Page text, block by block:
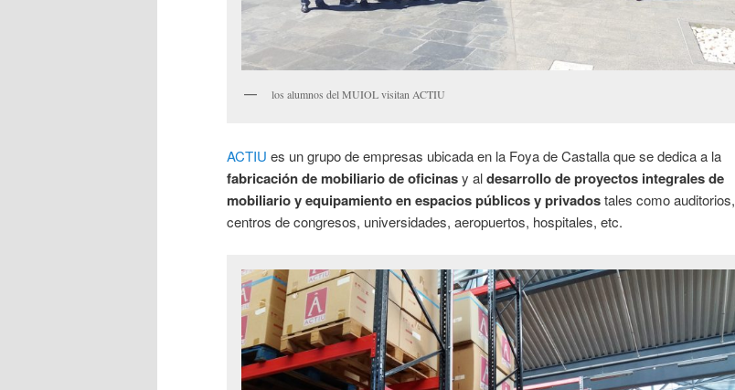
los alumnos del MUIOL visitan ACTIU
ACTIU es un grupo de empresas ubicada en la Foya de Castalla que se dedica a la
fabricación de mobiliario de oficinasy aldesarrollo de proyectos integrales de
mobiliario y equipamiento en espacios públicos y privadostales como auditorios,
centros de congresos, universidades, aeropuertos, hospitales, etc.